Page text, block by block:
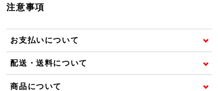
注意事項
お支払いについて
配送・送料について
商品について